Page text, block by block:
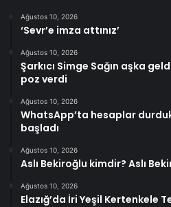
Ağustos 10, 2026
‘Sevr’e imza attınız’
Ağustos 10, 2026
Şarkıcı Simge Sağın aşka
poz verdi
Ağustos 10, 2026
WhatsApp’ta hesaplar
başladı
Ağustos 10, 2026
Aslı Bekiroğlu kimdir? Aslı
Ağustos 10, 2026
Elazığ’da İri Yeşil Kertenkele